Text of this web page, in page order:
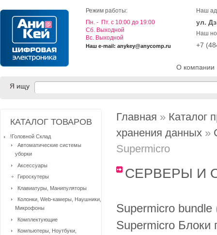
О компании
Режим работы:
Пн. - Пт. с 10:00 до 19:00
Cб. Выходной
Вс. Выходной
Наш e-mail: anykey@anycomp.ru
Наш
ул.
Наш
+7
Я ищу
Главная » Каталог
хранения данных »
Supermicro
СЕРВЕРЫ И
Supermicro bundle
Supermicro Блоки
КАТАЛОГ ТОВАРОВ
!Головной Склад
Автоматические системы
уборки
Аксессуары
Гироскутеры
Клавиатуры, Манипуляторы
Колонки, Web-камеры, Наушники,
Микрофоны
Комплектующие
Компьютеры, Ноутбуки,